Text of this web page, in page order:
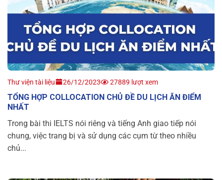
Thư viện tài liệu 26/12/2023 27889 lượt xem
TỔNG HỢP COLLOCATION CHỦ ĐỀ DU LỊCH ĂN ĐIỂM
NHẤT
Trong bài thi IELTS nói riêng và tiếng Anh giao tiếp nói
chung, việc trang bị và sử dụng các cụm từ theo nhiều
chủ...